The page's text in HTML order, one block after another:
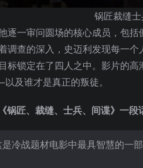
锅匠裁缝
逐一审问圆场的核心成员，包括
调查的深入，史迈利发现每一
标锁定在了四人之中。影片的
及谁才是真正的叛徒。
匠、裁缝、士兵、间谍》一段
冷战题材电影中最具智慧的一